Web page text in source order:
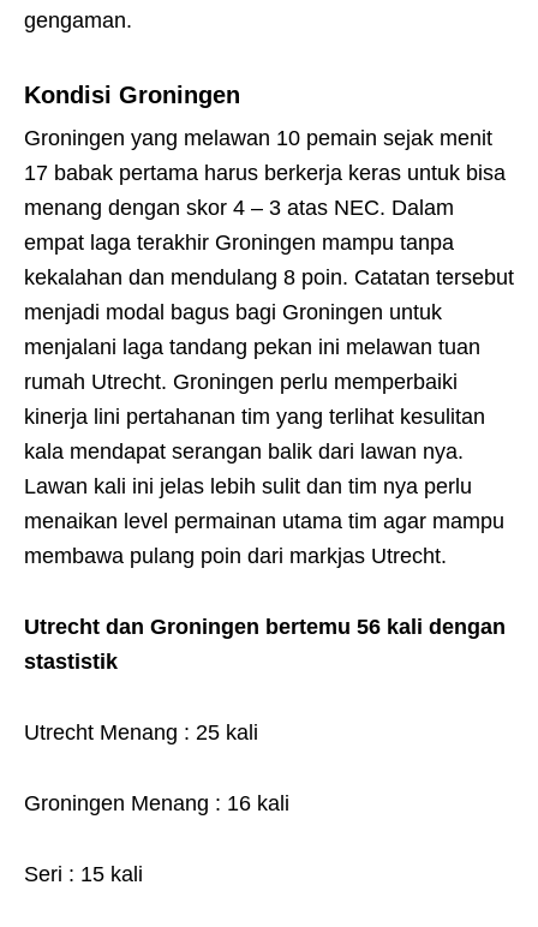
gengaman.
Kondisi Groningen
Groningen yang melawan 10 pemain sejak menit
17 babak pertama harus berkerja keras untuk bisa
menang dengan skor 4 – 3 atas NEC. Dalam
empat laga terakhir Groningen mampu tanpa
kekalahan dan mendulang 8 poin. Catatan tersebut
menjadi modal bagus bagi Groningen untuk
menjalani laga tandang pekan ini melawan tuan
rumah Utrecht. Groningen perlu memperbaiki
kinerja lini pertahanan tim yang terlihat kesulitan
kala mendapat serangan balik dari lawan nya.
Lawan kali ini jelas lebih sulit dan tim nya perlu
menaikan level permainan utama tim agar mampu
membawa pulang poin dari markjas Utrecht.
Utrecht dan Groningen bertemu 56 kali dengan
stastistik
Utrecht Menang : 25 kali
Groningen Menang : 16 kali
Seri : 15 kali